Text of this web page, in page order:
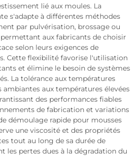
lié aux moules. La
s'adapte à différentes méthodes
par pulvérisation, brossage ou
aux fabricants de choisir
selon leurs exigences de
Cette flexibilité favorise l'utilisation
et élimine le besoin de systèmes
La tolérance aux températures
aux températures élevées
des performances fiables
de fabrication et variations
démoulage rapide pour mousses
une viscosité et des propriétés
tout au long de sa durée de
les pertes dues à la dégradation du